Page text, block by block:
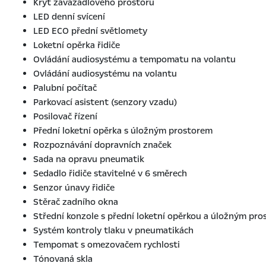
Kryt zavazadlového prostoru
LED denní svícení
LED ECO přední světlomety
Loketní opěrka řidiče
Ovládání audiosystému a tempomatu na volantu
Ovládání audiosystému na volantu
Palubní počítač
Parkovací asistent (senzory vzadu)
Posilovač řízení
Přední loketní opěrka s úložným prostorem
Rozpoznávání dopravních značek
Sada na opravu pneumatik
Sedadlo řidiče stavitelné v 6 směrech
Senzor únavy řidiče
Stěrač zadního okna
Střední konzole s přední loketní opěrkou a úložným
Systém kontroly tlaku v pneumatikách
Tempomat s omezovačem rychlosti
Tónovaná skla